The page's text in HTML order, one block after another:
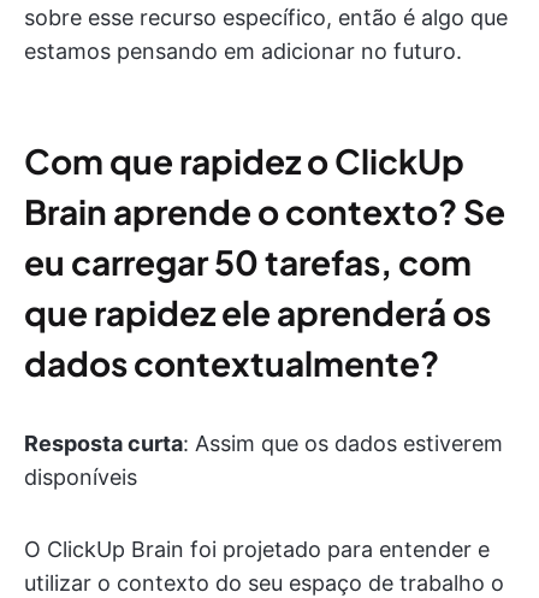
sobre esse recurso específico, então é algo que
estamos pensando em adicionar no futuro.
Com que rapidez o ClickUp
Brain aprende o contexto? Se
eu carregar 50 tarefas, com
que rapidez ele aprenderá os
dados contextualmente?
Resposta curta: Assim que os dados estiverem
disponíveis
O ClickUp Brain foi projetado para entender e
utilizar o contexto do seu espaço de trabalho o